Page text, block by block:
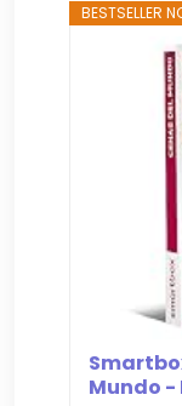
BESTSELLER
Mundo -